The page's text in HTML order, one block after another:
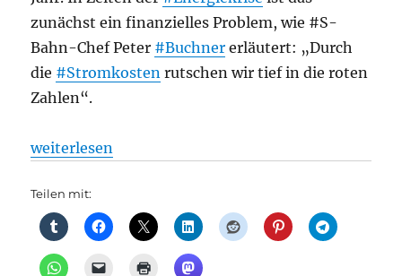
zunächst ein finanzielles Problem, wie #S-
Bahn-Chef Peter #Buchner erläutert: „Durch
die #Stromkosten rutschen wir tief in die roten
Zahlen“.
„Bahnindustrie: S-Bahn Berlin: „Durch
weiterlesen
Teilen mit: